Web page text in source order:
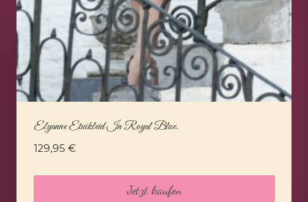
Elyanne Etuikleid In Royal Blue.
129,95 €
Jetzt kaufen